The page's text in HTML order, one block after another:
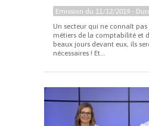
Emission du 11/12/2019 -
Un secteur qui ne connaît
métiers de la comptabilité et
beaux jours devant eux, ils
nécessaires ! Et...